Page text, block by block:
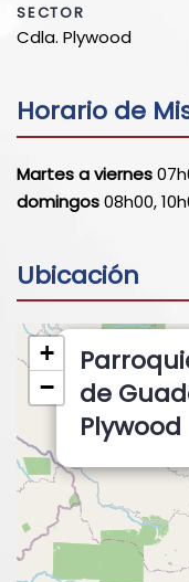
SECTOR
Cdla. Plywood
Horario de
Martes a viernes
domingos08h00,
Ubicación
de
Plywood
+
−